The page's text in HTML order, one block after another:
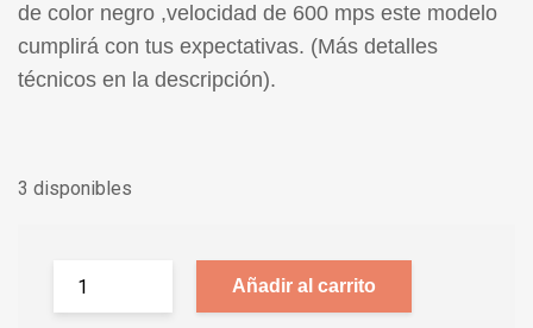
de color negro ,velocidad de 600 mps este modelo
cumplirá con tus expectativas. (Más detalles
técnicos en la descripción).
3 disponibles
Añadir al carrito